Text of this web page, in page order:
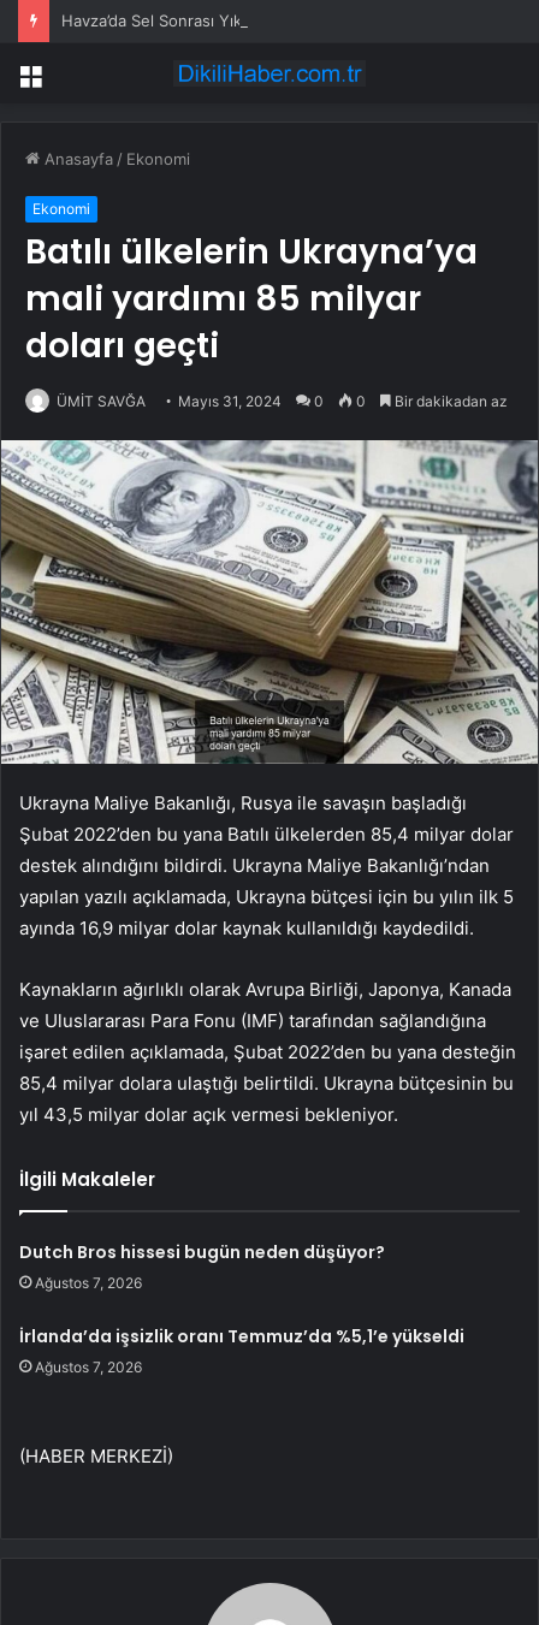
Havza’da Sel Sonrası Yıkım Çalışmaları Sürüyor
Menü
Anasayfa / Ekonomi
Ekonomi
Batılı ülkelerin Ukrayna’ya
mali yardımı 85 milyar
doları geçti
ÜMİT SAVĞA Mayıs 31, 2024 0 0 Bir dakikadan az
Ukrayna Maliye Bakanlığı, Rusya ile savaşın başladığı
Şubat 2022’den bu yana Batılı ülkelerden 85,4 milyar dolar
destek alındığını bildirdi. Ukrayna Maliye Bakanlığı’ndan
yapılan yazılı açıklamada, Ukrayna bütçesi için bu yılın ilk 5
ayında 16,9 milyar dolar kaynak kullanıldığı kaydedildi.
Kaynakların ağırlıklı olarak Avrupa Birliği, Japonya, Kanada
ve Uluslararası Para Fonu (IMF) tarafından sağlandığına
işaret edilen açıklamada, Şubat 2022’den bu yana desteğin
85,4 milyar dolara ulaştığı belirtildi. Ukrayna bütçesinin bu
yıl 43,5 milyar dolar açık vermesi bekleniyor.
İlgili Makaleler
Dutch Bros hissesi bugün neden düşüyor?
Ağustos 7, 2026
İrlanda’da işsizlik oranı Temmuz’da %5,1’e yükseldi
Ağustos 7, 2026
(HABER MERKEZİ)